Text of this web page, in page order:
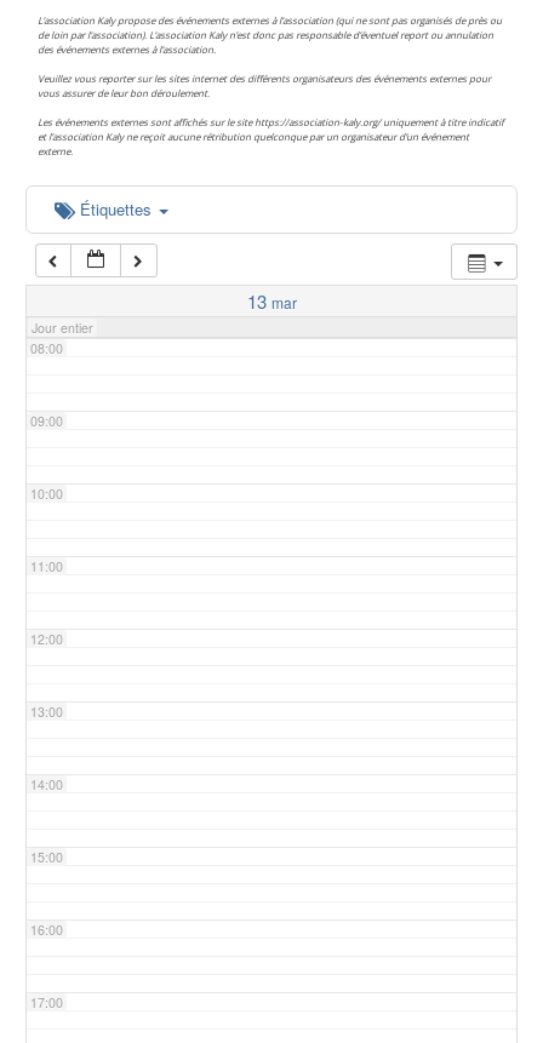
L’association Kaly propose des événements externes à l’association (qui ne sont pas organisés de près ou
de loin par l’association). L’association Kaly n’est donc pas responsable d’éventuel report ou annulation
des événements externes à l’association.
Veuillez vous reporter sur les sites internet des différents organisateurs des événements externes pour
vous assurer de leur bon déroulement.
Les événements externes sont affichés sur le site https://association-kaly.org/ uniquement à titre indicatif
et l’association Kaly ne reçoit aucune rétribution quelconque par un organisateur d’un événement
externe.
Étiquettes
13 mar
Jour entier
04:00
05:00
06:00
07:00
08:00
09:00
10:00
11:00
12:00
13:00
14:00
15:00
16:00
17:00